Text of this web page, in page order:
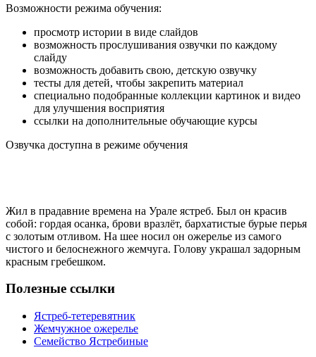
Возможности режима обучения:
просмотр истории в виде слайдов
возможность прослушивания озвучки по каждому
слайду
возможность добавить свою, детскую озвучку
тесты для детей, чтобы закрепить материал
специально подобранные коллекции картинок и видео
для улучшения восприятия
ссылки на дополнительные обучающие курсы
Озвучка доступна в режиме обучения
Жил в прадавние времена на Урале ястреб. Был он красив
собой: гордая осанка, брови вразлёт, бархатистые бурые перья
с золотым отливом. На шее носил он ожерелье из самого
чистого и белоснежного жемчуга. Голову украшал задорным
красным гребешком.
Полезные ссылки
Ястреб-тетеревятник
Жемчужное ожерелье
Семейство Ястребиные